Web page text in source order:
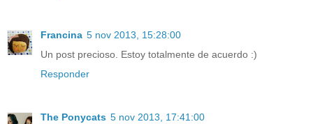
Francina 5 nov 2013, 15:28:00
Un post precioso. Estoy totalmente de acuerdo :)
Responder
The Ponycats 5 nov 2013, 17:41:00